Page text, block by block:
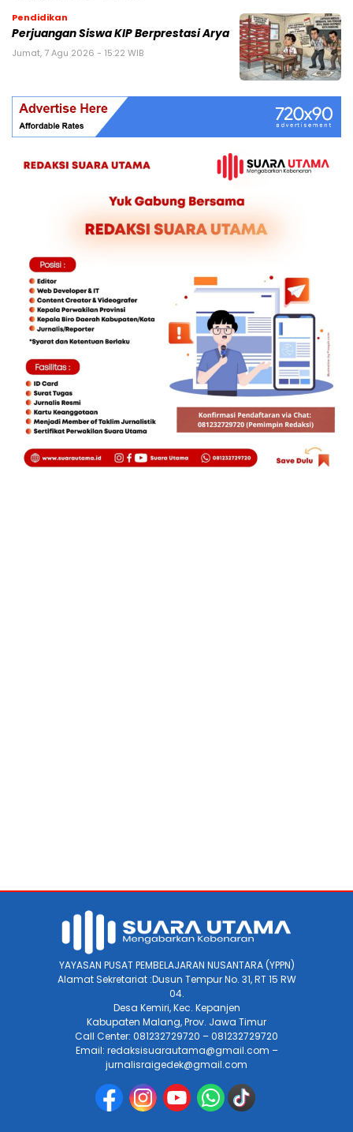
Pendidikan
Perjuangan Siswa KIP Berprestasi Arya
Jumat, 7 Agu 2026 - 15:22 WIB
YAYASAN PUSAT PEMBELAJARAN NUSANTARA (YPPN)
Alamat Sekretariat :Dusun Tempur No. 31, RT 15 RW
04.
Desa Kemiri, Kec. Kepanjen
Kabupaten Malang, Prov. Jawa Timur
Call Center: 081232729720 – 081232729720
Email: redaksisuarautama@gmail.com –
jurnalisraigedek@gmail.com